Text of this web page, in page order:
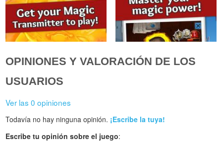
OPINIONES Y VALORACIÓN DE LOS
USUARIOS
Ver las 0 opiniones
Todavía no hay ninguna opinión. ¡Escribe la tuya!
Escribe tu opinión sobre el juego: